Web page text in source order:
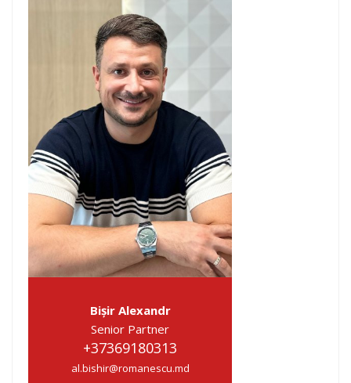
Bișir Alexandr
Senior Partner
+37369180313
al.bishir@romanescu.md